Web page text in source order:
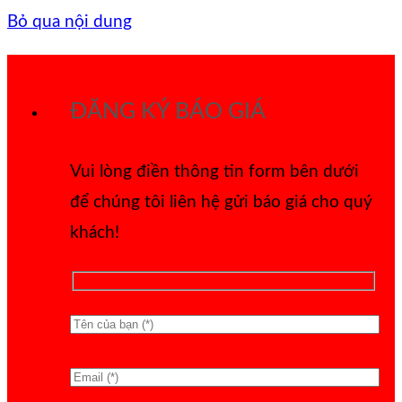
Bỏ qua nội dung
ĐĂNG KÝ BÁO GIÁ
Vui lòng điền thông tin form bên dưới
để chúng tôi liên hệ gửi báo giá cho quý
khách!